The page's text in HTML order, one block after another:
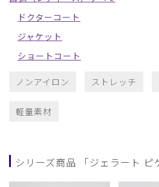
ドクターコート
ジャケット
ショートコート
ノンアイロン ストレッチ
軽量素材
シリーズ商品 「ジェラート ピ